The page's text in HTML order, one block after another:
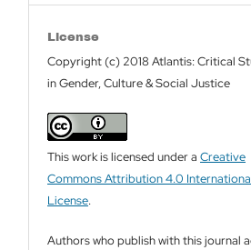
License
Copyright (c) 2018 Atlantis: Critical
in Gender, Culture & Social Justice
This work is licensed under aCreative
Commons Attribution 4.0
License.
Authors who publish with this journal